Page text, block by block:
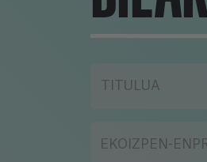
TITULUA
EKOIZPEN-